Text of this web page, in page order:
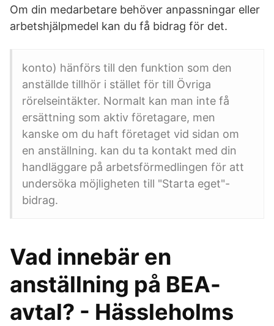
Om din medarbetare behöver anpassningar eller
arbetshjälpmedel kan du få bidrag för det.
konto) hänförs till den funktion som den
anställde tillhör i stället för till Övriga
rörelseintäkter. Normalt kan man inte få
ersättning som aktiv företagare, men
kanske om du haft företaget vid sidan om
en anställning. kan du ta kontakt med din
handläggare på arbetsförmedlingen för att
undersöka möjligheten till "Starta eget"-
bidrag.
Vad innebär en
anställning på BEA-
avtal? - Hässleholms